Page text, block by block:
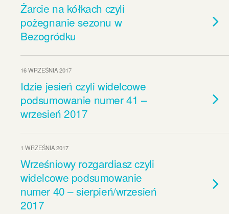
Żarcie na kółkach czyli
pożegnanie sezonu w
Bezogródku
16 WRZEŚNIA 2017
Idzie jesień czyli widelcowe
podsumowanie numer 41 –
wrzesień 2017
1 WRZEŚNIA 2017
Wrześniowy rozgardiasz czyli
widelcowe podsumowanie
numer 40 – sierpień/wrzesień
2017